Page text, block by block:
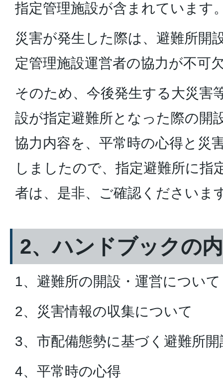
指定管理施設が含まれています
災害が発生した際は、避難所開
定管理施設運営者の協力が不可
そのため、今後発生する大災害
設が指定避難所となった際の開
協力内容を、平常時の心得と災
しましたので、指定避難所に指
者は、是非、ご確認くださいま
2、ハンドブックの
1、避難所の開設・運営について
2、災害情報の収集について
3、市配備態勢に基づく避難所開
4、平常時の心得